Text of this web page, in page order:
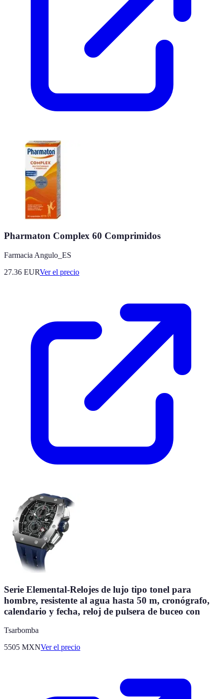
Pharmaton Complex 60 Comprimidos
Farmacia Angulo_ES
27.36 EURVer el precio
Serie Elemental-Relojes de lujo tipo tonel para
hombre, resistente al agua hasta 50 m, cronógrafo,
calendario y fecha, reloj de pulsera de buceo con
Tsarbomba
5505 MXNVer el precio